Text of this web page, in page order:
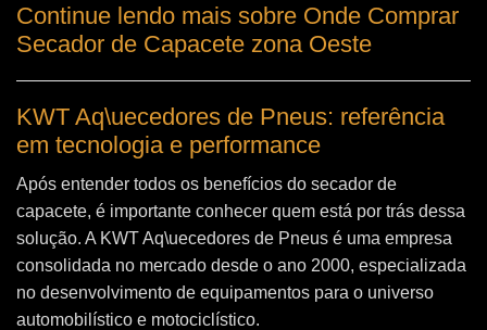
Continue lendo mais sobre Onde Comprar
Secador de Capacete zona Oeste
KWT Aq\uecedores de Pneus: referência
em tecnologia e performance
Após entender todos os benefícios do secador de
capacete, é importante conhecer quem está por trás dessa
solução. A KWT Aq\uecedores de Pneus é uma empresa
consolidada no mercado desde o ano 2000, especializada
no desenvolvimento de equipamentos para o universo
automobilístico e motociclístico.